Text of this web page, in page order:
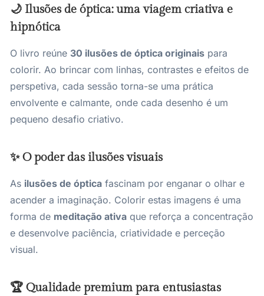
🌙 Ilusões de óptica: uma viagem criativa e
hipnótica
O livro reúne 30 ilusões de óptica originais para
colorir. Ao brincar com linhas, contrastes e efeitos de
perspetiva, cada sessão torna-se uma prática
envolvente e calmante, onde cada desenho é um
pequeno desafio criativo.
✨ O poder das ilusões visuais
As ilusões de óptica fascinam por enganar o olhar e
acender a imaginação. Colorir estas imagens é uma
forma de meditação ativa que reforça a concentração
e desenvolve paciência, criatividade e perceção
visual.
🏆 Qualidade premium para entusiastas